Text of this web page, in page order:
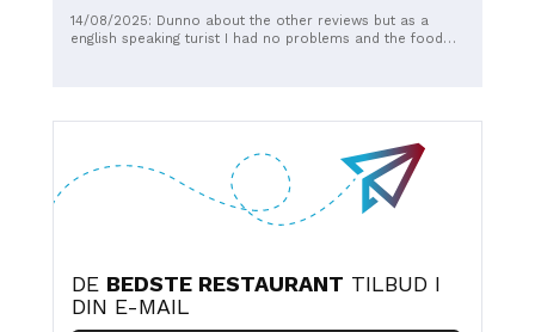
14/08/2025: Dunno about the other reviews but as a
english speaking turist I had no problems and the food
DE BEDSTE RESTAURANT TILBUD I
DIN E-MAIL